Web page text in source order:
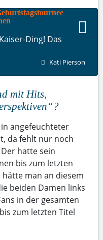
Ding! Das
Kati Pierson
mit Hits,
angefeuchteter
da fehlt nur noch
hatte sein
bis zum letzten
man an diesem
beiden Damen links
in der gesamten
zum letzten Titel